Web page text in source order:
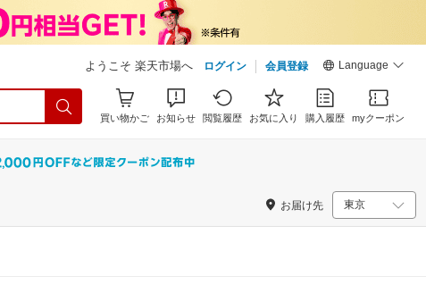
ようこそ 楽天市場へ ログイン 会員登録 Language
買い物かご お知らせ 閲覧履歴 お気に入り 購入履歴 myクーポン
お届け先